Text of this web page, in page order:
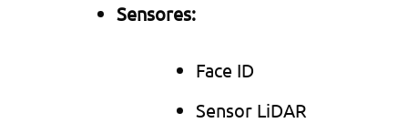
Sensores:
Face ID
Sensor LiDAR